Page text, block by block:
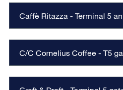
Caffè Ritazza - Terminal 5
C/C Cornelius Coffee - T5